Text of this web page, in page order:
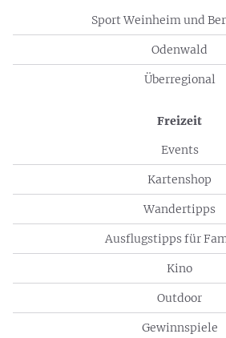
Sport Weinheim und
Odenwald
Überregional
Freizeit
Events
Kartenshop
Wandertipps
Ausflugstipps für
Kino
Outdoor
Gewinnspiele